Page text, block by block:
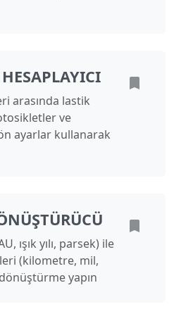
arasında lastik
ve
ayarlar kullanarak
ışık yılı, parsek) ile
(kilometre, mil,
yapın